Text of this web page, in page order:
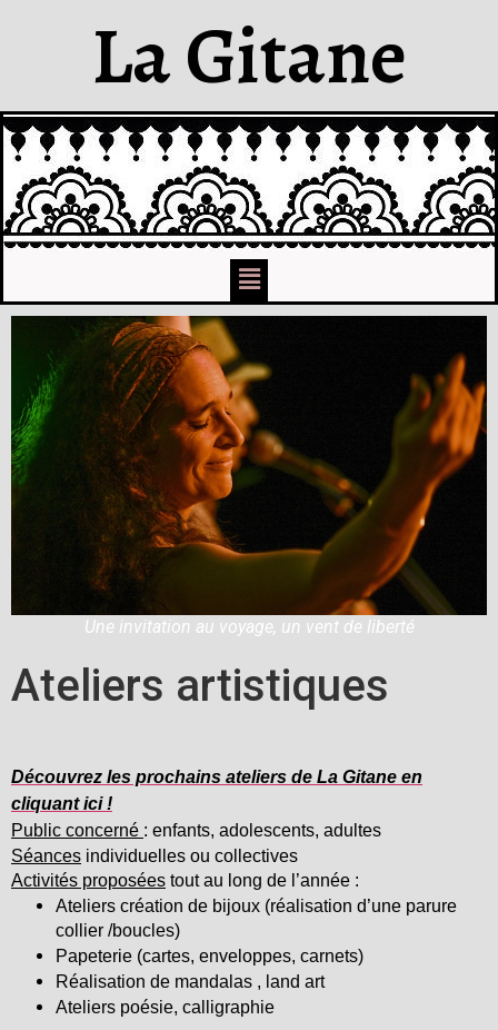
La Gitane
Une invitation au voyage, un vent de liberté
Ateliers artistiques
Découvrez les prochains ateliers de La Gitane en
cliquant ici !
Public concerné : enfants, adolescents, adultes
Séances individuelles ou collectives
Activités proposées tout au long de l’année :
Ateliers création de bijoux (réalisation d’une parure
collier /boucles)
Papeterie (cartes, enveloppes, carnets)
Réalisation de mandalas , land art
Ateliers poésie, calligraphie